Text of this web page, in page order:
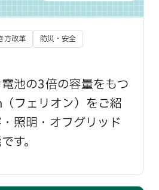
方改革
防災・安全
池の3倍の容量をもつ
フェリオン）をご紹
照明・オフグリッド
す。